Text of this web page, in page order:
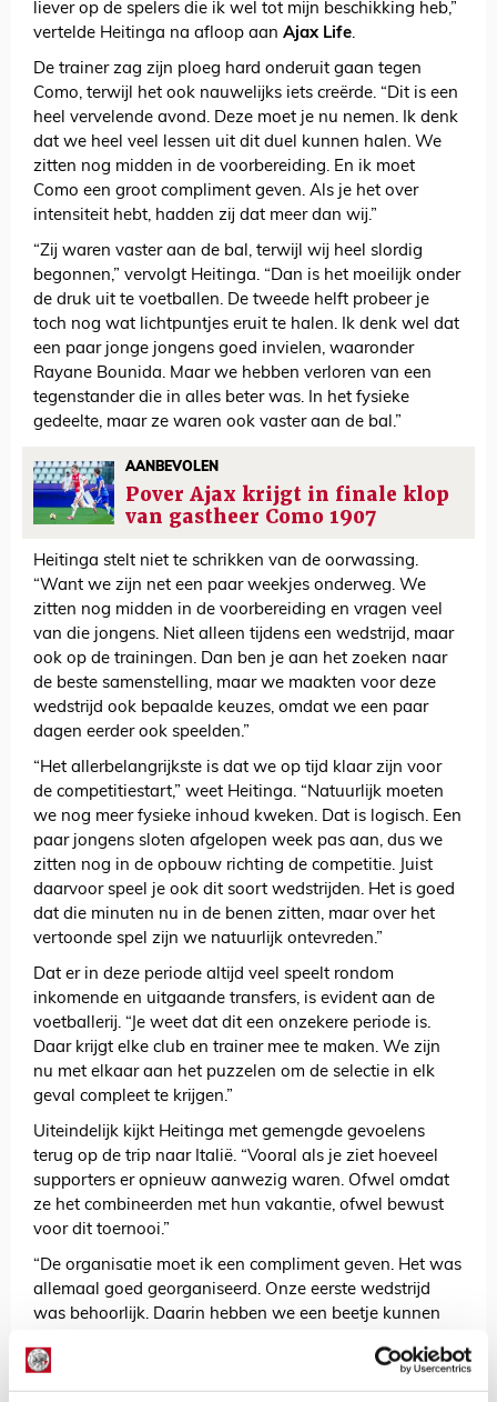
liever op de spelers die ik wel tot mijn beschikking heb,”
vertelde Heitinga na afloop aan Ajax Life.
De trainer zag zijn ploeg hard onderuit gaan tegen
Como, terwijl het ook nauwelijks iets creërde. “Dit is een
heel vervelende avond. Deze moet je nu nemen. Ik denk
dat we heel veel lessen uit dit duel kunnen halen. We
zitten nog midden in de voorbereiding. En ik moet
Como een groot compliment geven. Als je het over
intensiteit hebt, hadden zij dat meer dan wij.”
“Zij waren vaster aan de bal, terwijl wij heel slordig
begonnen,” vervolgt Heitinga. “Dan is het moeilijk onder
de druk uit te voetballen. De tweede helft probeer je
toch nog wat lichtpuntjes eruit te halen. Ik denk wel dat
een paar jonge jongens goed invielen, waaronder
Rayane Bounida. Maar we hebben verloren van een
tegenstander die in alles beter was. In het fysieke
gedeelte, maar ze waren ook vaster aan de bal.”
AANBEVOLEN
Pover Ajax krijgt in finale klop
van gastheer Como 1907
Heitinga stelt niet te schrikken van de oorwassing.
“Want we zijn net een paar weekjes onderweg. We
zitten nog midden in de voorbereiding en vragen veel
van die jongens. Niet alleen tijdens een wedstrijd, maar
ook op de trainingen. Dan ben je aan het zoeken naar
de beste samenstelling, maar we maakten voor deze
wedstrijd ook bepaalde keuzes, omdat we een paar
dagen eerder ook speelden.”
“Het allerbelangrijkste is dat we op tijd klaar zijn voor
de competitiestart,” weet Heitinga. “Natuurlijk moeten
we nog meer fysieke inhoud kweken. Dat is logisch. Een
paar jongens sloten afgelopen week pas aan, dus we
zitten nog in de opbouw richting de competitie. Juist
daarvoor speel je ook dit soort wedstrijden. Het is goed
dat die minuten nu in de benen zitten, maar over het
vertoonde spel zijn we natuurlijk ontevreden.”
Dat er in deze periode altijd veel speelt rondom
inkomende en uitgaande transfers, is evident aan de
voetballerij. “Je weet dat dit een onzekere periode is.
Daar krijgt elke club en trainer mee te maken. We zijn
nu met elkaar aan het puzzelen om de selectie in elk
geval compleet te krijgen.”
Uiteindelijk kijkt Heitinga met gemengde gevoelens
terug op de trip naar Italië. “Vooral als je ziet hoeveel
supporters er opnieuw aanwezig waren. Ofwel omdat
ze het combineerden met hun vakantie, ofwel bewust
voor dit toernooi.”
“De organisatie moet ik een compliment geven. Het was
allemaal goed georganiseerd. Onze eerste wedstrijd
was behoorlijk. Daarin hebben we een beetje kunnen
was een harde les.”